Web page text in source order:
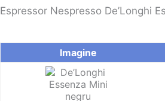
Espressor Nespresso De’Longhi
Imagine